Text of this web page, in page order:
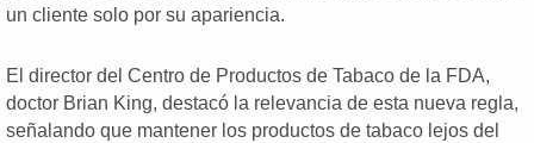
un cliente solo por su apariencia.
El director del Centro de Productos de Tabaco de la FDA,
doctor Brian King, destacó la relevancia de esta nueva regla,
señalando que mantener los productos de tabaco lejos del